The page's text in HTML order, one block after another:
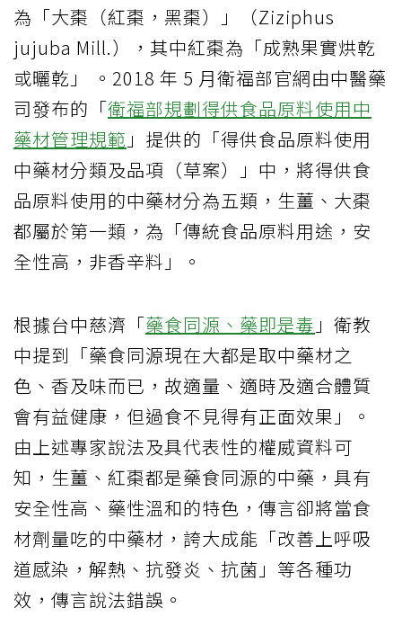
為「大棗（紅棗，黑棗）」（Ziziphus
jujuba Mill.），其中紅棗為「成熟果實烘乾
或曬乾」 。2018 年 5 月衛福部官網由中醫藥
司發布的「衛福部規劃得供食品原料使用中
藥材管理規範 」提供的「得供食品原料使用
中藥材分類及品項（草案）」中，將得供食
品原料使用的中藥材分為五類，生薑、大棗
都屬於第一類，為「傳統食品原料用途，安
全性高，非香辛料」。
根據台中慈濟「藥食同源、藥即是毒 」衛教
中提到「藥食同源現在大都是取中藥材之
色、香及味而已，故適量、適時及適合體質
會有益健康，但過食不見得有正面效果」。
由上述專家說法及具代表性的權威資料可
知，生薑、紅棗都是藥食同源的中藥，具有
安全性高、藥性溫和的特色，傳言卻將當食
材劑量吃的中藥材，誇大成能「改善上呼吸
道感染，解熱、抗發炎、抗菌」等各種功
效，傳言說法錯誤。